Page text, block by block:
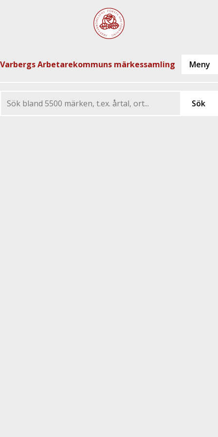
Varbergs Arbetarekommuns märkessamling